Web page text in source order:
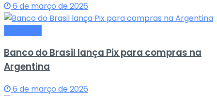
6 de março de 2026
Banco do Brasil lança Pix para compras na
Argentina
6 de março de 2026